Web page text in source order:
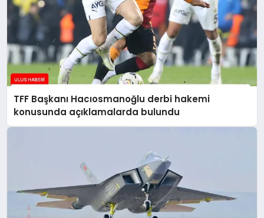
TFF Başkanı Hacıosmanoğlu derbi hakemi
konusunda açıklamalarda bulundu